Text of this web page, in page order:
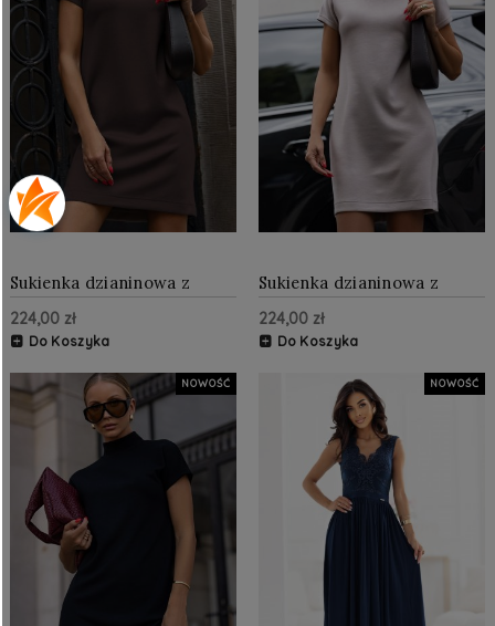
Sukienka dzianinowa z
golfem Czekoladowa
224,00 zł
Do Koszyka
Sukienka dzianinowa z
golfem Beżowa
224,00 zł
Do Koszyka
NOWOŚĆ NOWOŚĆ